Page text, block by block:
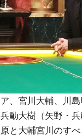
、宮川大輔、川
動大樹（矢野・
と大輔宮川のす